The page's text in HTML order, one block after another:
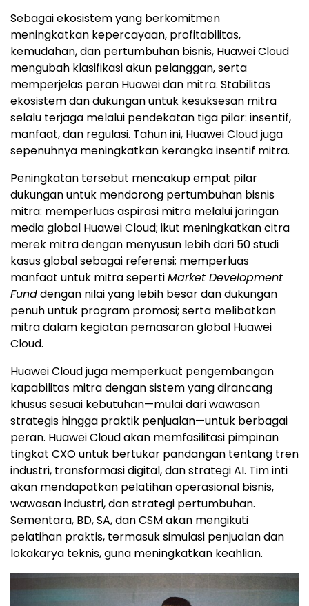
Sebagai ekosistem yang berkomitmen
meningkatkan kepercayaan, profitabilitas,
kemudahan, dan pertumbuhan bisnis, Huawei Cloud
mengubah klasifikasi akun pelanggan, serta
memperjelas peran Huawei dan mitra. Stabilitas
ekosistem dan dukungan untuk kesuksesan mitra
selalu terjaga melalui pendekatan tiga pilar: insentif,
manfaat, dan regulasi. Tahun ini, Huawei Cloud juga
sepenuhnya meningkatkan kerangka insentif mitra.
Peningkatan tersebut mencakup empat pilar
dukungan untuk mendorong pertumbuhan bisnis
mitra: memperluas aspirasi mitra melalui jaringan
media global Huawei Cloud; ikut meningkatkan citra
merek mitra dengan menyusun lebih dari 50 studi
kasus global sebagai referensi; memperluas
manfaat untuk mitra sepertiMarket Development
Funddengan nilai yang lebih besar dan dukungan
penuh untuk program promosi; serta melibatkan
mitra dalam kegiatan pemasaran global Huawei
Cloud.
Huawei Cloud juga memperkuat pengembangan
kapabilitas mitra dengan sistem yang dirancang
khusus sesuai kebutuhan—mulai dari wawasan
strategis hingga praktik penjualan—untuk berbagai
peran. Huawei Cloud akan memfasilitasi pimpinan
tingkat CXO untuk bertukar pandangan tentang tren
industri, transformasi digital, dan strategi AI. Tim inti
akan mendapatkan pelatihan operasional bisnis,
wawasan industri, dan strategi pertumbuhan.
Sementara, BD, SA, dan CSM akan mengikuti
pelatihan praktis, termasuk simulasi penjualan dan
lokakarya teknis, guna meningkatkan keahlian.